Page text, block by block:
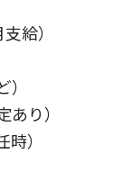
給）
り）
）